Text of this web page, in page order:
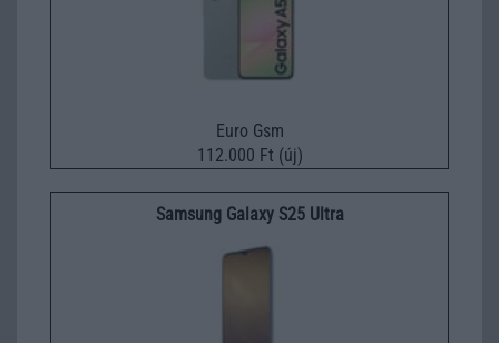
Euro Gsm
112.000 Ft (új)
Samsung Galaxy S25 Ultra